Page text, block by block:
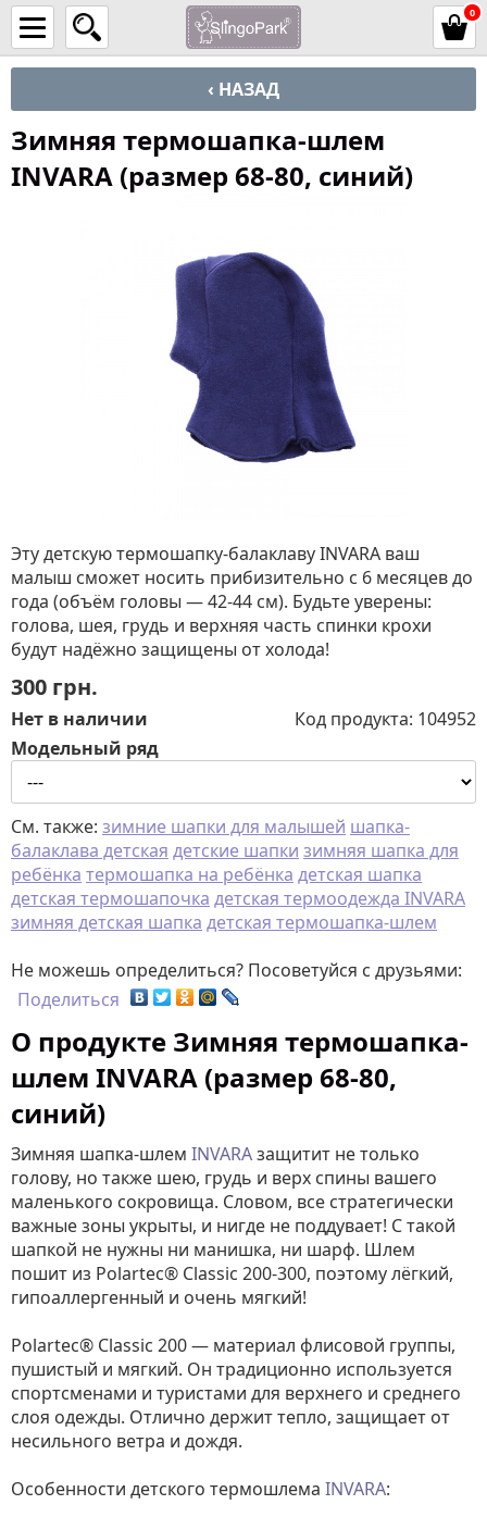
0
‹ НАЗАД
Зимняя термошапка-шлем
INVARA (размер 68-80, синий)
Эту детскую термошапку-балаклаву INVARA ваш
малыш сможет носить прибизительно с 6 месяцев до
года (объём головы — 42-44 см). Будьте уверены:
голова, шея, грудь и верхняя часть спинки крохи
будут надёжно защищены от холода!
300 грн.
Нет в наличии Код продукта: 104952
Модельный ряд
См. также: зимние шапки для малышей шапка-
балаклава детская детские шапки зимняя шапка для
ребёнка термошапка на ребёнка детская шапка
детская термошапочка детская термоодежда INVARA
зимняя детская шапка детская термошапка-шлем
Не можешь определиться? Посоветуйся с друзьями:
Поделиться
О продукте Зимняя термошапка-
шлем INVARA (размер 68-80,
синий)
Зимняя шапка-шлем INVARAзащитит не только
голову, но также шею, грудь и верх спины вашего
маленького сокровища. Словом, все стратегически
важные зоны укрыты, и нигде не поддувает! С такой
шапкой не нужны ни манишка, ни шарф. Шлем
пошит из Роlartec® Classic 200-300, поэтомулёгкий,
гипоаллергенный и очень мягкий!
Polartec® Classic 200 — материал флисовой группы,
пушистый и мягкий. Он традиционно используется
спортсменами и туристами для верхнего и среднего
слоя одежды. Отлично держит тепло, защищает от
несильного ветра и дождя.
Особенности детского термошлема INVARA: